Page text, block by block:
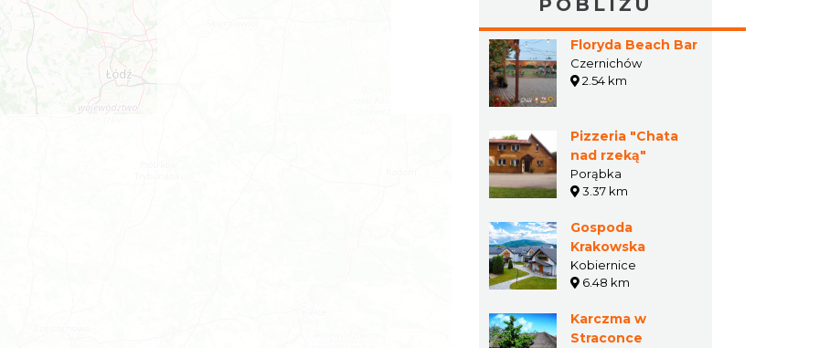
POBLIŻU
Floryda Beach Bar
Czernichów
2.54 km
Pizzeria "Chata
nad rzeką"
Porąbka
3.37 km
Gospoda
Krakowska
Kobiernice
6.48 km
Karczma w
Straconce